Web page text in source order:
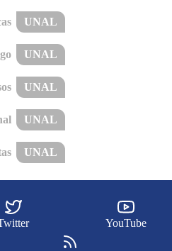
UNAL
UNAL
UNAL
UNAL
UNAL
YouTube